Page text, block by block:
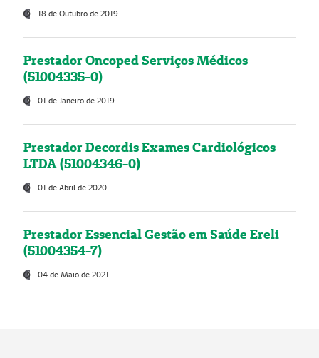
18 de Outubro de 2019
Prestador Oncoped Serviços Médicos
(51004335-0)
01 de Janeiro de 2019
Prestador Decordis Exames Cardiológicos
LTDA (51004346-0)
01 de Abril de 2020
Prestador Essencial Gestão em Saúde Ereli
(51004354-7)
04 de Maio de 2021